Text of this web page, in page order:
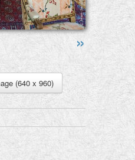
»
(640 x 960)